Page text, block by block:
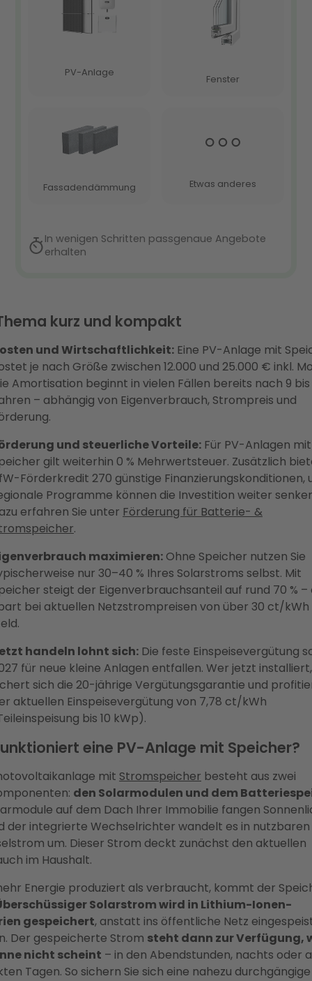
kurz und kompakt
und Wirtschaftlichkeit: Eine PV-Anlage mit
je nach Größe zwischen 12.000 und 25.000 € inkl.
Amortisation beginnt in vielen Fällen bereits nach 9 bis
– abhängig von Eigenverbrauch, Strompreis und
und steuerliche Vorteile: Für PV-Anlagen mit
gilt weiterhin 0 % Mehrwertsteuer. Zusätzlich
Förderkredit 270 günstige Finanzierungskonditionen,
Programme können die Investition weiter
erfahren Sie unter Förderung für Batterie- &
.
maximieren: Ohne Speicher nutzen Sie
nur 30–40 % Ihres Solarstroms selbst. Mit
steigt der Eigenverbrauchsanteil auf rund 70 % –
bei aktuellen Netzstrompreisen von über 30 ct/
handeln lohnt sich: Die feste Einspeisevergütung
für neue kleine Anlagen entfallen. Wer jetzt installiert,
sich die 20-jährige Vergütungsgarantie und
aktuellen Einspeisevergütung von 7,78 ct/kWh
bis 10 kWp).
eine PV-Anlage mit Speicher?
mit Stromspeicher besteht aus zwei
den Solarmodulen und dem
auf dem Dach Ihrer Immobilie fangen
der integrierte Wechselrichter wandelt es in nutzbaren
um. Dieser Strom deckt zunächst den aktuellen
im Haushalt.
Energie produziert als verbraucht, kommt der
Solarstrom wird in Lithium-Ionen-
gespeichert, anstatt ins öffentliche Netz
Der gespeicherte Strom steht dann zur Verfügung,
nicht scheint – in den Abendstunden, nachts oder
Tagen. So sichern Sie sich eine nahezu durchgängige